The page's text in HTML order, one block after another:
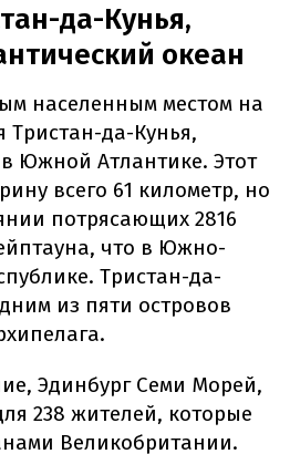
да-Кунья,
океан
населенным местом на
Тристан-да-Кунья,
Южной Атлантике. Этот
всего 61 километр, но
потрясающих 2816
что в Южно-
Тристан-да-
из пяти островов
Эдинбург Семи Морей,
238 жителей, которые
Великобритании.